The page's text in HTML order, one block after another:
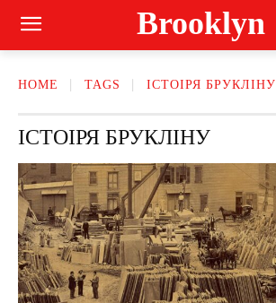
Brooklyn
HOME TAGS ІСТОІРЯ БРУКЛІНУ
ІСТОІРЯ БРУКЛІНУ